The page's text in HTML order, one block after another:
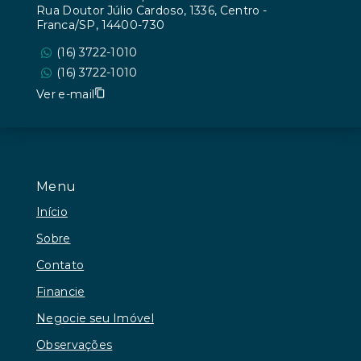
Menu
Início
Sobre
Contato
Financie
Negocie seu Imóvel
Observações
Rua Doutor Júlio Cardoso, 1336, Centro -
Franca/SP, 14400-730
(16) 3722-1010
(16) 3722-1010
Ver e-mail